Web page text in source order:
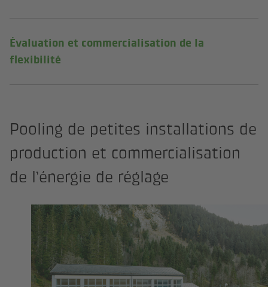
Évaluation et commercialisation de la
flexibilité
Pooling de petites installations de
production et commercialisation
de l’énergie de réglage